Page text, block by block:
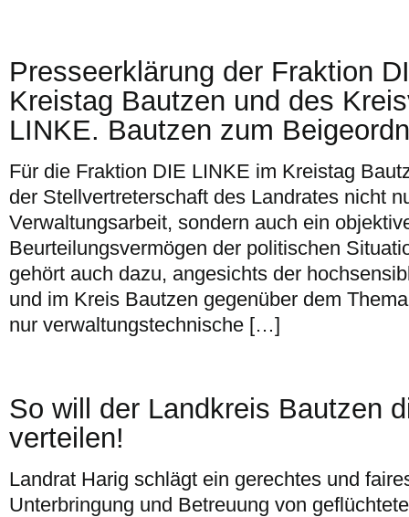
Presseerklärung der Fraktion
Kreistag Bautzen und des
LINKE. Bautzen zum
Für die Fraktion DIE LINKE im Kreistag
der Stellvertreterschaft des Landrates nicht
Verwaltungsarbeit, sondern auch ein
Beurteilungsvermögen der politischen
gehört auch dazu, angesichts der
und im Kreis Bautzen gegenüber dem
nur verwaltungstechnische […]
So will der Landkreis Bautzen
verteilen!
Landrat Harig schlägt ein gerechtes und
Unterbringung und Betreuung von